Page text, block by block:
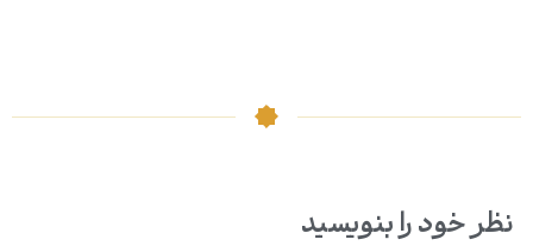
نظر خود را بنویسید